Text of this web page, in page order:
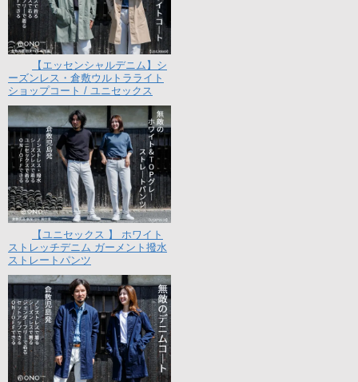
【エッセンシャルデニム】シ
ーズンレス・倉敷ウルトラライト
ショップコート / ユニセックス
【ユニセックス 】 ホワイト
ストレッチデニム ガーメント撥水
ストレートパンツ